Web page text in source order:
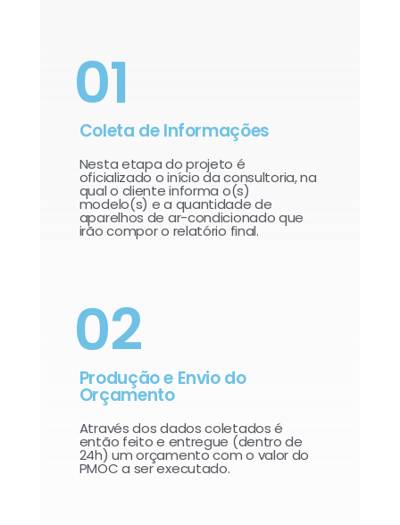
01
Coleta de Informações
Nesta etapa do projeto é
oficializado o início da consultoria, na
qual o cliente informa o(s)
modelo(s) e a quantidade de
aparelhos de ar-condicionado que
irão compor o relatório final.​
02
Produção e Envio do
Orçamento
Através dos dados coletados é
então feito e entregue (dentro de
24h) um orçamento com o valor do
PMOC a ser executado.